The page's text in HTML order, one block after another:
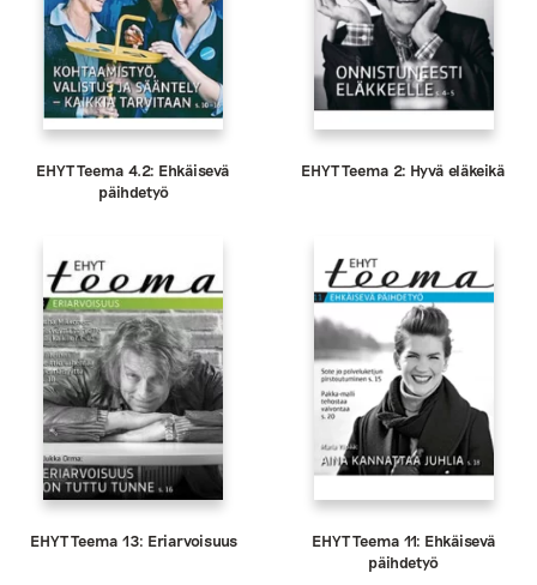
EHYT Teema 4.2: Ehkäisevä
päihdetyö
EHYT Teema 2: Hyvä eläkeikä
EHYT Teema 13: Eriarvoisuus
EHYT Teema 11: Ehkäisevä
päihdetyö